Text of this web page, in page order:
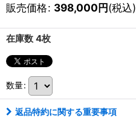
販売価格: 398,000円(税込)
在庫数 4枚
数量:
返品特約に関する重要事項